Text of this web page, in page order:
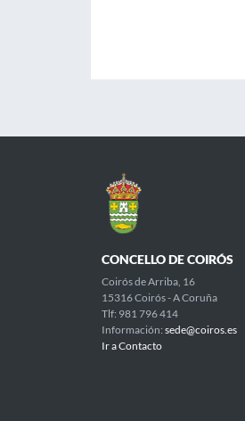
CONCELLO DE COIRÓS
Coirós de Arriba, 16
15316 Coirós - A Coruña
Tlf: 981 796 414
Información: sede@coiros.es
Ir a Contacto